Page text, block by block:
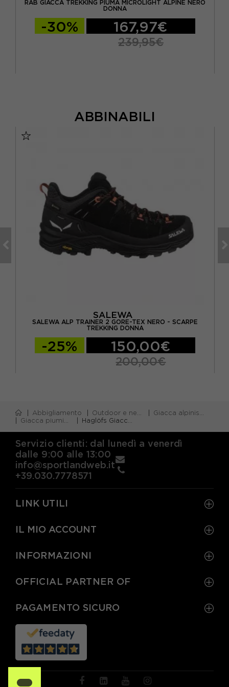
RAB GIACCA TREKKING PIUMA MICROLIGHT ALPINE NERO
DONNA
-30% 167,97€
239,95€
ABBINABILI
SALEWA
SALEWA ALP TRAINER 2 GORE-TEX NERO - SCARPE
TREKKING DONNA
-25% 150,00€
200,00€
Abbigliamento Outdoor e neve
Giacca alpinismo
Giacca piumino
Haglöfs Giacca Trekking Särna Mimic Hood True Nero Donna
Servizio clienti: dal lunedì a venerdì
dalle 9:00 alle 13:00
info@sportlandweb.it
+39.030.7778571
LINK UTILI
IL MIO ACCOUNT
INFORMAZIONI
OFFICIAL PARTNER OF
PAGAMENTO SICURO